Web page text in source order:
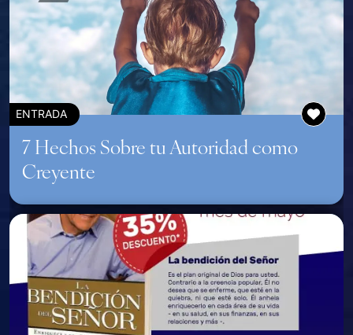
ENTRADA
7 Hechos Sobre tu Autoridad como
Creyente